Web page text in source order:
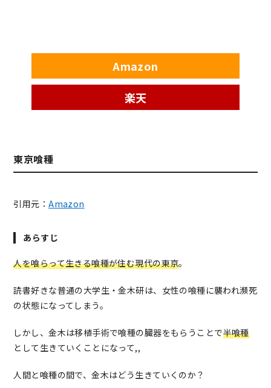
Amazon
楽天
東京喰種
引用元：Amazon
あらすじ
人を喰らって生きる喰種が住む現代の東京。
読書好きな普通の大学生・金木研は、女性の喰種に襲われ瀕死
の状態になってしまう。
しかし、金木は移植手術で喰種の臓器をもらうことで半喰種
として生きていくことになって,,
人間と喰種の間で、金木はどう生きていくのか？